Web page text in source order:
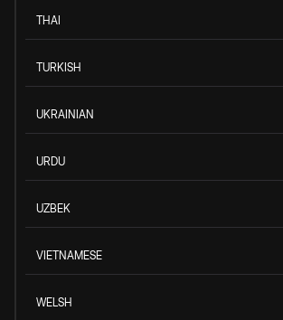
THAI
TURKISH
UKRAINIAN
URDU
UZBEK
VIETNAMESE
WELSH